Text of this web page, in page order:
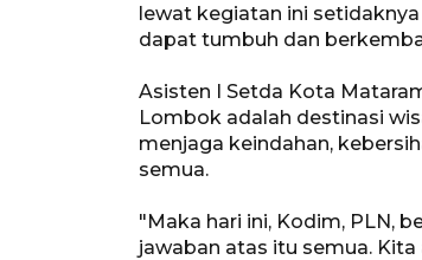
lewat kegiatan ini
dapat tumbuh dan
Asisten I Setda Kota
Lombok adalah destinasi
menjaga keindahan,
semua.
"Maka hari ini, Kodim, PLN,
jawaban atas itu semua.